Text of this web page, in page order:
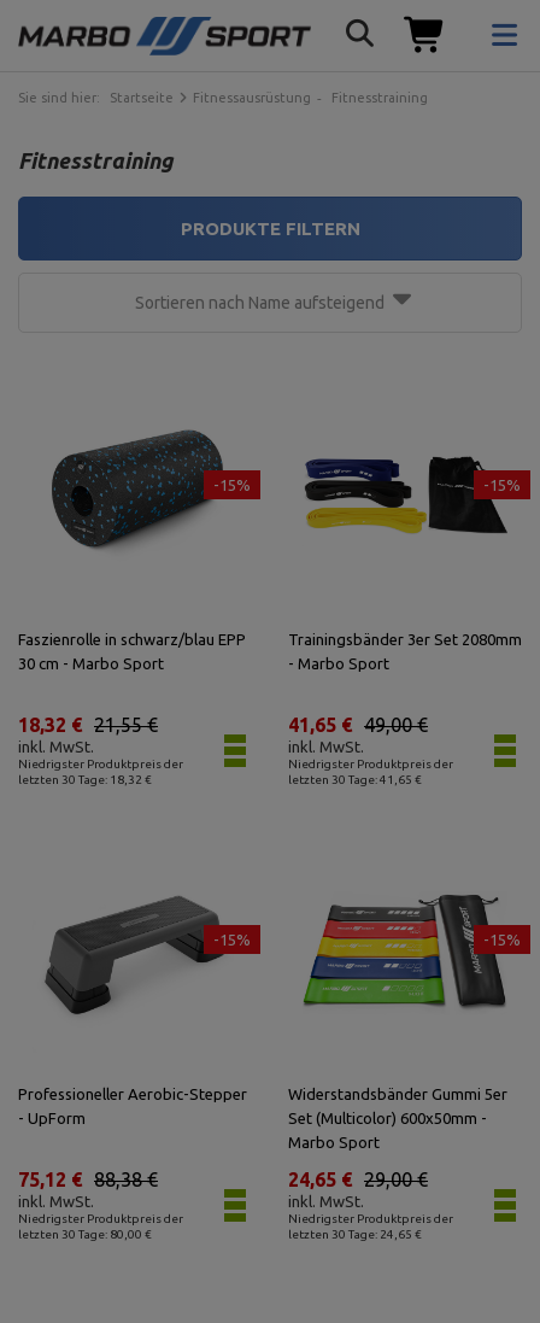
Sie sind hier: Startseite Fitnessausrüstung Fitnesstraining
Fitnesstraining
Sortieren nach Name aufsteigend
PRODUKTE FILTERN
-15%
Faszienrolle in schwarz/blau EPP
30 cm - Marbo Sport
Niedrigster Produktpreis der
letzten 30 Tage: 18,32 €
21,55 €
18,32 €
inkl. MwSt.
-15%
Trainingsbänder 3er Set 2080mm
- Marbo Sport
Niedrigster Produktpreis der
letzten 30 Tage: 41,65 €
49,00 €
41,65 €
inkl. MwSt.
-15%
Professioneller Aerobic-Stepper
- UpForm
Niedrigster Produktpreis der
letzten 30 Tage: 80,00 €
88,38 €
75,12 €
inkl. MwSt.
-15%
Widerstandsbänder Gummi 5er
Set (Multicolor) 600x50mm -
Marbo Sport
Niedrigster Produktpreis der
letzten 30 Tage: 24,65 €
29,00 €
24,65 €
inkl. MwSt.